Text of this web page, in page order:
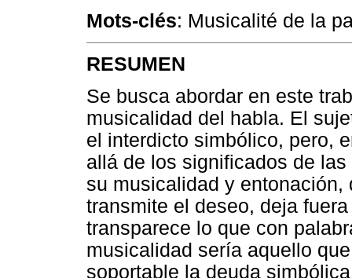
Mots-clés: Musicalité de la
RESUMEN
Se busca abordar en este
musicalidad del habla. El
el interdicto simbólico, pero,
allá de los significados de
su musicalidad y
transmite el deseo, deja
transparece lo que con
musicalidad sería aquello
soportable la deuda